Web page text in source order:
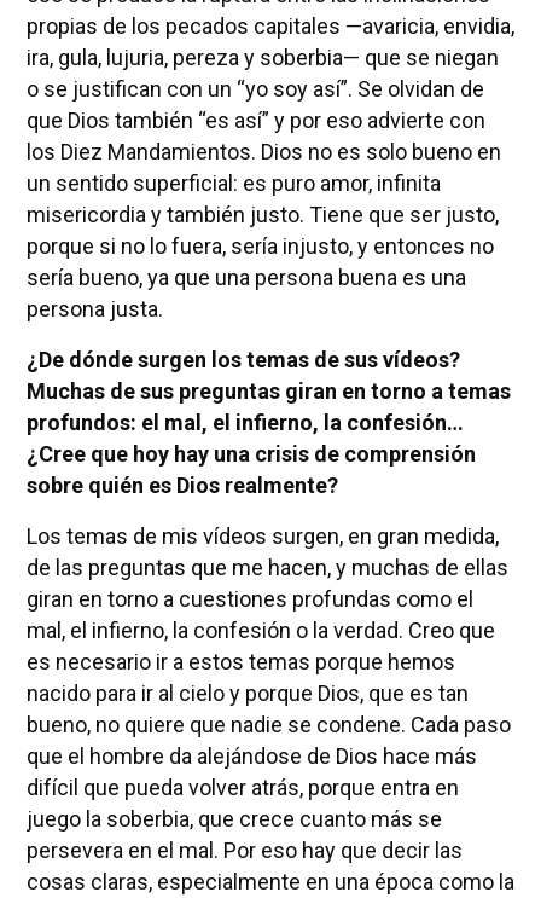
propias de los pecados capitales —avaricia, envidia,
ira, gula, lujuria, pereza y soberbia— que se niegan
o se justifican con un “yo soy así”. Se olvidan de
que Dios también “es así” y por eso advierte con
los Diez Mandamientos. Dios no es solo bueno en
un sentido superficial: es puro amor, infinita
misericordia y también justo. Tiene que ser justo,
porque si no lo fuera, sería injusto, y entonces no
sería bueno, ya que una persona buena es una
persona justa.
¿De dónde surgen los temas de sus vídeos?
Muchas de sus preguntas giran en torno a temas
profundos: el mal, el infierno, la confesión…
¿Cree que hoy hay una crisis de comprensión
sobre quién es Dios realmente?
Los temas de mis vídeos surgen, en gran medida,
de las preguntas que me hacen, y muchas de ellas
giran en torno a cuestiones profundas como el
mal, el infierno, la confesión o la verdad. Creo que
es necesario ir a estos temas porque hemos
nacido para ir al cielo y porque Dios, que es tan
bueno, no quiere que nadie se condene. Cada paso
que el hombre da alejándose de Dios hace más
difícil que pueda volver atrás, porque entra en
juego la soberbia, que crece cuanto más se
persevera en el mal. Por eso hay que decir las
cosas claras, especialmente en una época como la